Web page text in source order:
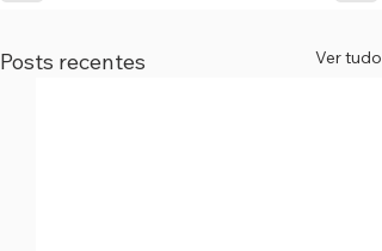
Posts recentes Ver tudo